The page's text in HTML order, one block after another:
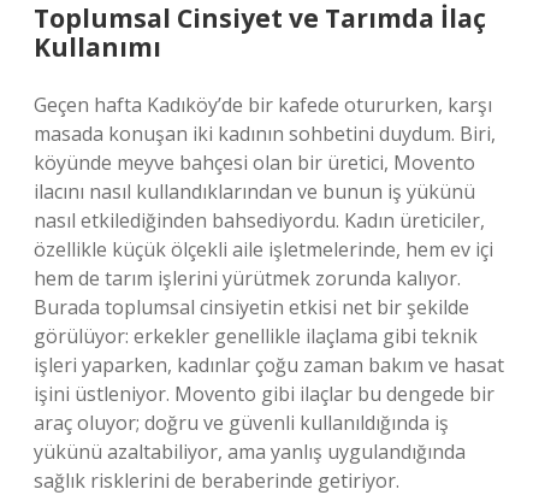
Toplumsal Cinsiyet ve Tarımda İlaç
Kullanımı
Geçen hafta Kadıköy’de bir kafede otururken, karşı
masada konuşan iki kadının sohbetini duydum. Biri,
köyünde meyve bahçesi olan bir üretici, Movento
ilacını nasıl kullandıklarından ve bunun iş yükünü
nasıl etkilediğinden bahsediyordu. Kadın üreticiler,
özellikle küçük ölçekli aile işletmelerinde, hem ev içi
hem de tarım işlerini yürütmek zorunda kalıyor.
Burada toplumsal cinsiyetin etkisi net bir şekilde
görülüyor: erkekler genellikle ilaçlama gibi teknik
işleri yaparken, kadınlar çoğu zaman bakım ve hasat
işini üstleniyor. Movento gibi ilaçlar bu dengede bir
araç oluyor; doğru ve güvenli kullanıldığında iş
yükünü azaltabiliyor, ama yanlış uygulandığında
sağlık risklerini de beraberinde getiriyor.